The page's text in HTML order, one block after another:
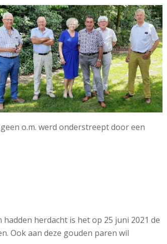
o.m. werd onderstreept door een
herdacht is het op 25 juni 2021 de
Ook aan deze gouden paren wil